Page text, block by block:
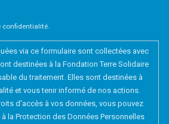
confidentialité.
via ce formulaire sont collectées avec
destinées à la Fondation Terre Solidaire
du traitement. Elles sont destinées à
et vous tenir informé de nos actions.
d'accès à vos données, vous pouvez
la Protection des Données Personnelles